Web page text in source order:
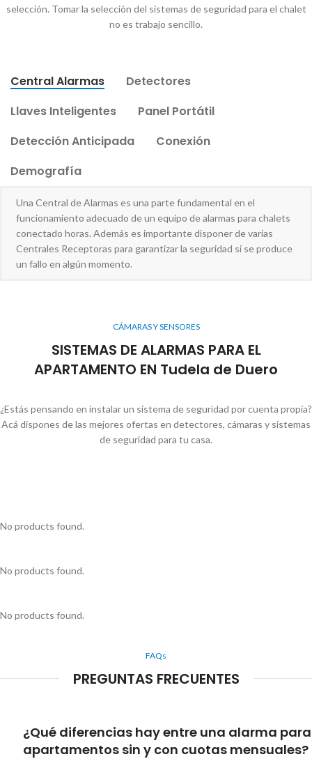
selección. Tomar la selección del sistemas de seguridad para el chalet
no es trabajo sencillo.
Central Alarmas
Detectores
Llaves Inteligentes
Panel Portátil
Detección Anticipada
Conexión
Demografía
Una Central de Alarmas es una parte fundamental en el
funcionamiento adecuado de un equipo de alarmas para chalets
conectado horas. Además es importante disponer de varias
Centrales Receptoras para garantizar la seguridad si se produce
un fallo en algún momento.
CÁMARAS Y SENSORES
SISTEMAS DE ALARMAS PARA EL
APARTAMENTO EN Tudela de Duero
¿Estás pensando en instalar un sistema de seguridad por cuenta propia?
Acá dispones de las mejores ofertas en detectores, cámaras y sistemas
de seguridad para tu casa.
No products found.
No products found.
No products found.
FAQs
PREGUNTAS FRECUENTES
¿Qué diferencias hay entre una alarma para
apartamentos sin y con cuotas mensuales?